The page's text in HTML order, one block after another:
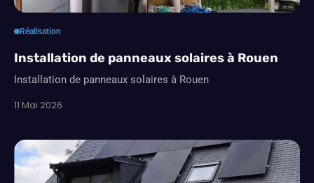
Réalisation
Installation de panneaux solaires à Rouen
Installation de panneaux solaires à Rouen
11 Mai 2026